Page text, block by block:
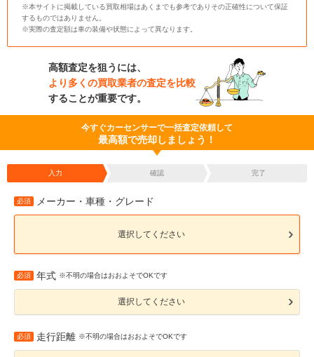
※本サイトに掲載している買取相場はあくまでも参考でありその正確性について保証
するものではありません。
※実際の査定額は車の装備や状態によって異なります。
高額査定を狙うには、
より多くの買取業者の査定を比較
することが重要です。
今すぐカーセンサーで一括査定依頼して
最高額で売却しましょう！
入力 確認 完了
必須 メーカー・車種・グレード
選択してください
必須 年式 ※不明の場合はおおよそでOKです
選択してください
必須 走行距離 ※不明の場合はおおよそでOKです